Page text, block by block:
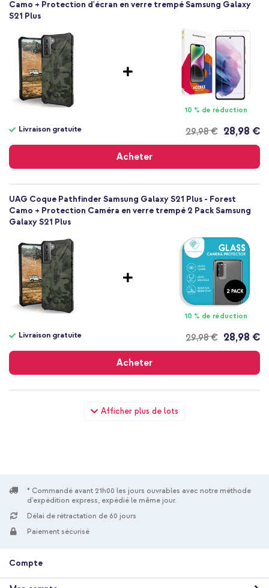
Aucun
Afficher plus de lots
Camo + Protection d'écran en verre trempé Samsung Galaxy
S21 Plus
10 % de réduction
29,98 €
Livraison gratuite 28,98 €
Acheter
gratuite
UAG Coque Pathfinder Samsung Galaxy S21 Plus - Forest
Camo + Protection Caméra en verre trempé 2 Pack Samsung
Galaxy S21 Plus
10 % de réduction
29,98 €
Livraison gratuite 28,98 €
Acheter
gratuite
UAG Coque Pathfinder Samsung Galaxy S21 Plus - Forest
Camo + Wall Charger - Chargeur - Connexion USB-C et USB -
gratuite
* Commandé avant 21h00 les jours ouvrables avec notre méthode
d'expédition express, expédié le même jour.
Délai de rétractation de 60 jours
Paiement sécurisé
Compte